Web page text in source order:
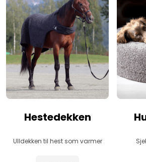
Hestedekken
Ulldekken til hest som varmer